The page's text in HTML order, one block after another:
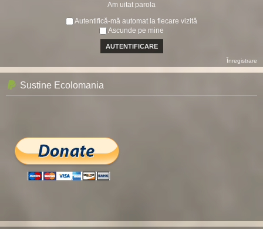
Am uitat parola
Autentifică-mă automat la fiecare vizită
Ascunde pe mine
Înregistrare
Sustine Ecolomania